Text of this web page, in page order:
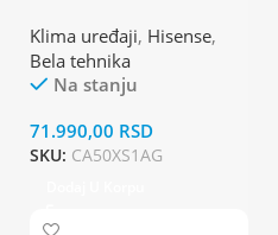
Klima uređaji, Hisense,
Bela tehnika
Na stanju
71.990,00 RSD
SKU: CA50XS1AG